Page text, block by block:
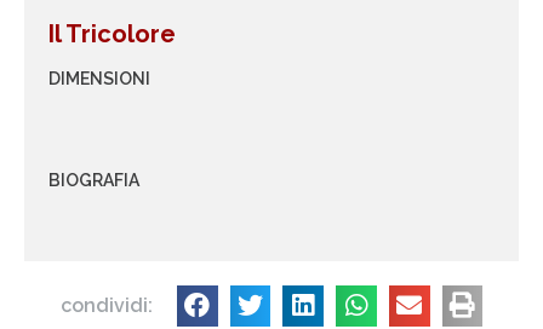
Il Tricolore
DIMENSIONI
BIOGRAFIA
condividi: